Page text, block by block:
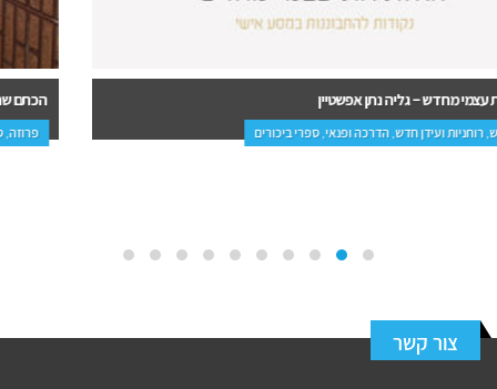
הכתם שהזהיב – דינה שייביץ
פרוזה, ספרי ביכורים
צור קשר